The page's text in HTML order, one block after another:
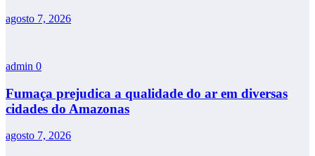
agosto 7, 2026
admin 0
Fumaça prejudica a qualidade do ar em diversas
cidades do Amazonas
agosto 7, 2026